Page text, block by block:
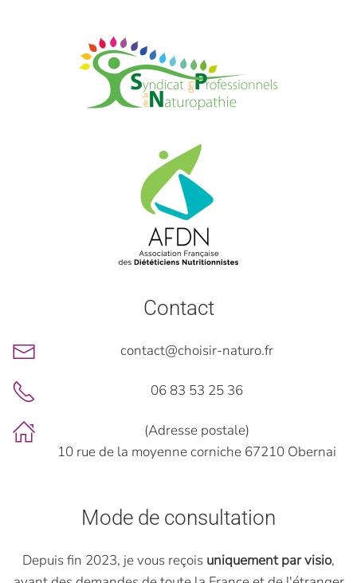
Contact
contact@choisir-naturo.fr
06 83 53 25 36
(Adresse postale)
10 rue de la moyenne corniche 67210 Obernai
Mode de consultation
Depuis fin 2023, je vous reçois uniquement par visio,